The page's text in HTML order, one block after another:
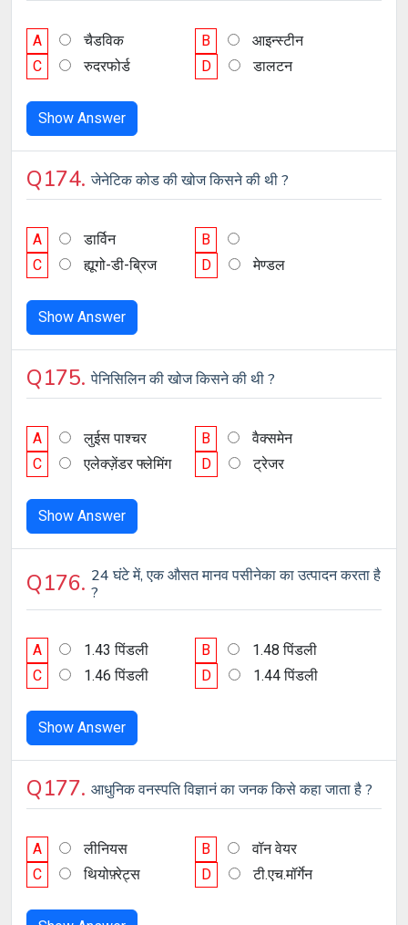
A चैडविक B
आइन्स्टीन
C
रुदरफोर्ड D डालटन
Show Answer
Q174.जेनेटिक कोड की खोज किसने की थी ?
A डार्विन
B
C
ह्यूगो-डी-ब्रिज D मेण्डल
Show Answer
Q175.पेनिसिलिन की खोज किसने की थी ?
A लुईस पाश्चर B
वैक्समेन
C
एलेक्ज़ेंडर फ्लेमिंग D ट्रेजर
Show Answer
Q176. 24 घंटे में, एक औसत मानव पसीनेका का उत्पादन करता है
?
A 1.43 पिंडली B
1.48 पिंडली
C
1.46 पिंडली D 1.44 पिंडली
Show Answer
Q177. आधुनिक वनस्पति विज्ञानं का जनक किसे कहा जाता है ?
A लीनियस B
वॉन वेयर
C
थियोफ़्रेट्स D टी.एच.मॉर्गेन